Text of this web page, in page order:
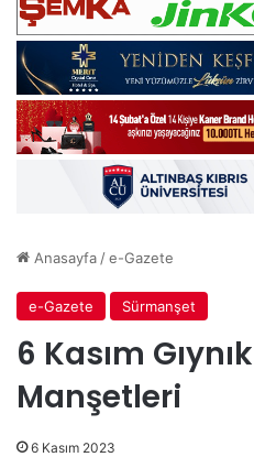
Anasayfa /e-Gazete
e-Gazete Sürmanşet
6 Kasım
Manşetleri
6 Kasım 2023